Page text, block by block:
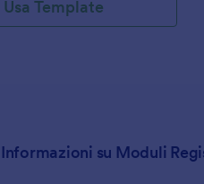
Usa Template
Informazioni su Moduli